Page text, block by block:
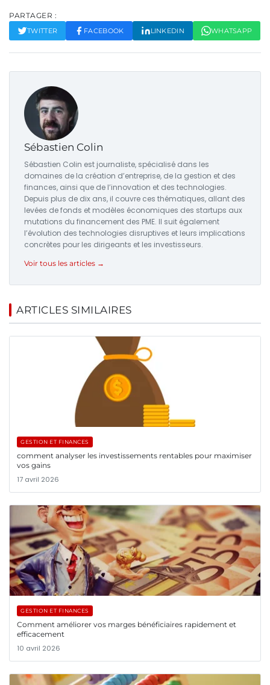
PARTAGER :
TWITTER FACEBOOK LINKEDIN WHATSAPP
Sébastien Colin
Sébastien Colin est journaliste, spécialisé dans les
domaines de la création d’entreprise, de la gestion et des
finances, ainsi que de l’innovation et des technologies.
Depuis plus de dix ans, il couvre ces thématiques, allant des
levées de fonds et modèles économiques des startups aux
mutations du financement des PME. Il suit également
l’évolution des technologies disruptives et leurs implications
concrètes pour les dirigeants et les investisseurs.
Voir tous les articles →
ARTICLES SIMILAIRES
GESTION ET FINANCES
comment analyser les investissements rentables pour maximiser
vos gains
17 avril 2026
GESTION ET FINANCES
Comment améliorer vos marges bénéficiaires rapidement et
efficacement
10 avril 2026